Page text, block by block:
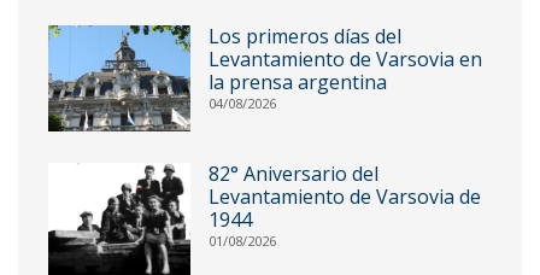
Los primeros días del
Levantamiento de Varsovia en
la prensa argentina
04/08/2026
82° Aniversario del
Levantamiento de Varsovia de
1944
01/08/2026